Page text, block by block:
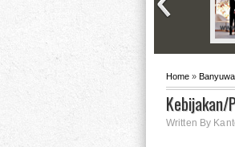
Home »
Kebijakan/
Written By